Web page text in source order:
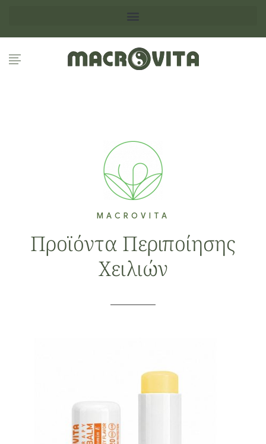
MACROVITA
Προϊόντα Περιποίησης
Χειλιών